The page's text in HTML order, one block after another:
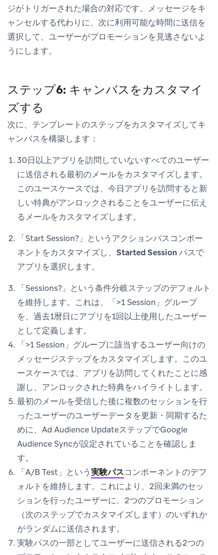
ジがトリガーされた場合の対応です。メッセージをキ
ャンセルする代わりに、 次に利用可能な時間に送信を
選択して、ユーザーがプロモーションを見逃さないよ
うにします。
ステップ6: キャンバスをカスタマイ
ズする
次に、テンプレートのステップをカスタマイズしてキ
ャンバスを構築します：
30日以上アプリを訪問していないすべてのユーザー
に送信される最初のメールをカスタマイズします。
このユースケースでは、今日アプリを訪問すると新
しい特典がアンロックされることをユーザーに伝え
るメールをカスタマイズします。
「Start Session?」というアクションパスコンポー
ネントをカスタマイズし、 Started Session パスで
アプリを選択します。
「Sessions?」という条件分岐ステップのデフォルト
を維持します。これは、「>1 Session」グループ
を、過去1暦日にアプリを1回以上使用したユーザー
として定義します。
「>1 Session」グループに該当するユーザー向けの
メッセージステップをカスタマイズします。このユ
ースケースでは、アプリを訪問してくれたことに感
謝し、アンロックされた特典をハイライトします。
最初のメールを受信した後に複数のセッションを行
ったユーザーのユーザーデータを更新・同期するた
めに、Ad Audience UpdateステップでGoogle
Audience Syncが設定されていることを確認しま
す。
「A/B Test」という実験パスコンポーネントのデフ
ォルトを維持します。これにより、2回未満のセッ
ションを行ったユーザーに、2つのプロモーション
（次のステップでカスタマイズします）のいずれか
がランダムに送信されます。
実験パスの一部としてユーザーに送信される2つの